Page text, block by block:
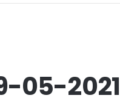
05-2021